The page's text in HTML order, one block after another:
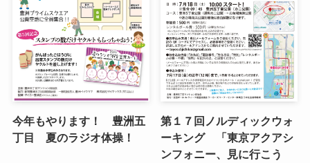
今年もやります！ 豊洲五
丁目 夏のラジオ体操！
第１７回ノルディックウォ
ーキング 「東京アクアシ
ンフォニー、見に行こう